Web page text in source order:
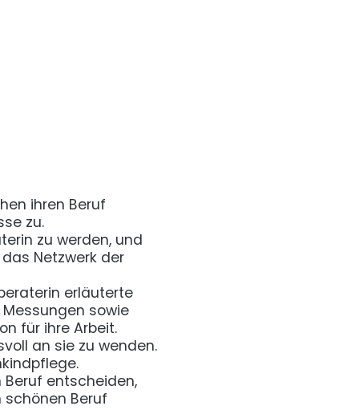
ihren Beruf
zu.
zu werden, und
Netzwerk der
erläuterte
sowie
für ihre Arbeit.
an sie zu wenden.
entscheiden,
Beruf